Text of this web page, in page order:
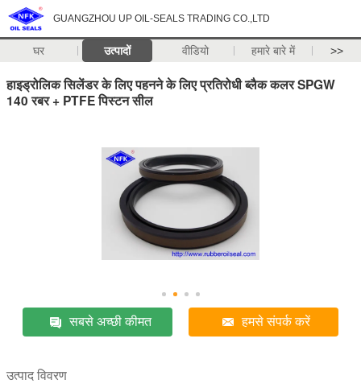
GUANGZHOU UP OIL-SEALS TRADING CO.,LTD
घर उत्पादों वीडियो हमारे बारे में >>
हाइड्रोलिक सिलेंडर के लिए पहनने के लिए प्रतिरोधी ब्लैक कलर SPGW
140 रबर + PTFE पिस्टन सील
सबसे अच्छी कीमत हमसे संपर्क करें
उत्पाद विवरण